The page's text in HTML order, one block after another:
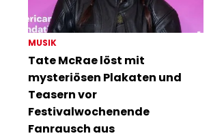
MUSIK
Tate McRae löst mit
mysteriösen Plakaten und
Teasern vor
Festivalwochenende
Fanrausch aus